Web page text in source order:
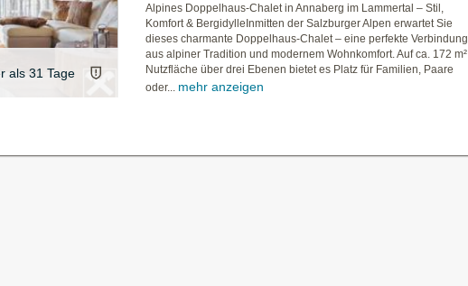
als 31 Tage
Alpines Doppelhaus-Chalet in Annaberg im Lammertal – Stil,
Komfort & BergidylleInmitten der Salzburger Alpen erwartet Sie
dieses charmante Doppelhaus-Chalet – eine perfekte Verbindung
aus alpiner Tradition und modernem Wohnkomfort. Auf ca. 172 m²
Nutzfläche über drei Ebenen bietet es Platz für Familien, Paare
oder... mehr anzeigen